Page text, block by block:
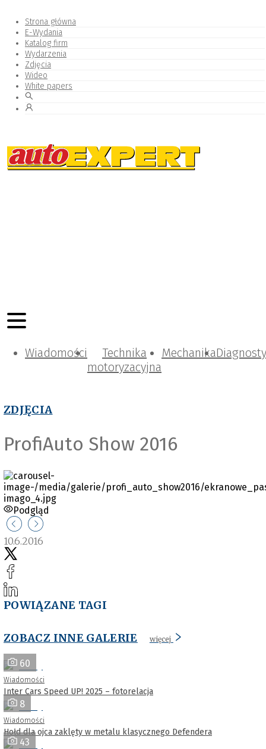
Strona główna
E-Wydania
Katalog firm
Wydarzenia
Zdjęcia
Wideo
White papers
Wiadomości
Technika
motoryzacyjna
Mechanika
ZDJĘCIA
ProfiAuto Show 2016
Podgląd
10.6.2016
POWIĄZANE TAGI
ZOBACZ INNE GALERIE więcej
60
Wiadomości
Inter Cars Speed UP! 2025 – fotorelacja
8
Wiadomości
Hołd dla ojca zaklęty w metalu klasycznego Defendera
43